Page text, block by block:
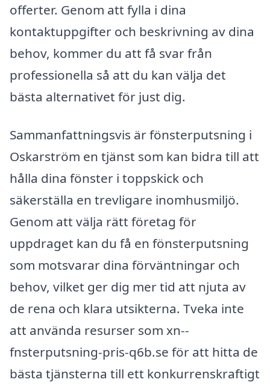
offerter. Genom att fylla i dina
kontaktuppgifter och beskrivning av dina
behov, kommer du att få svar från
professionella så att du kan välja det
bästa alternativet för just dig.
Sammanfattningsvis är fönsterputsning i
Oskarström en tjänst som kan bidra till att
hålla dina fönster i toppskick och
säkerställa en trevligare inomhusmiljö.
Genom att välja rätt företag för
uppdraget kan du få en fönsterputsning
som motsvarar dina förväntningar och
behov, vilket ger dig mer tid att njuta av
de rena och klara utsikterna. Tveka inte
att använda resurser som xn--
fnsterputsning-pris-q6b.se för att hitta de
bästa tjänsterna till ett konkurrenskraftigt